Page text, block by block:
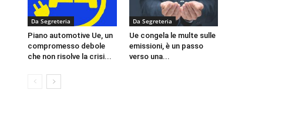
Da Segreteria
Piano automotive Ue, un
compromesso debole
che non risolve la crisi...
Da Segreteria
Ue congela le multe sulle
emissioni, è un passo
verso una...